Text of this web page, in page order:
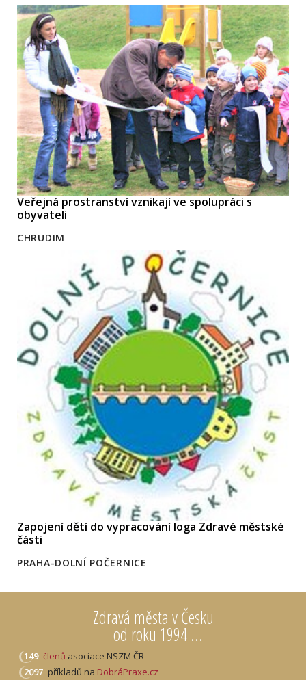
Zdravá města v Česku
od roku 1994 ...
149 členů asociace NSZM ČR
2097 příkladů na DobráPraxe.cz
Veřejná prostranství vznikají ve spolupráci s
obyvateli
CHRUDIM
Zapojení dětí do vypracování loga Zdravé městské
části
PRAHA-DOLNÍ POČERNICE